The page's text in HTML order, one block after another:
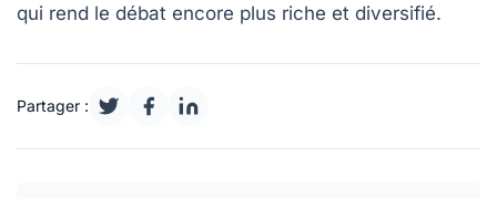
qui rend le débat encore plus riche et diversifié.
Partager :